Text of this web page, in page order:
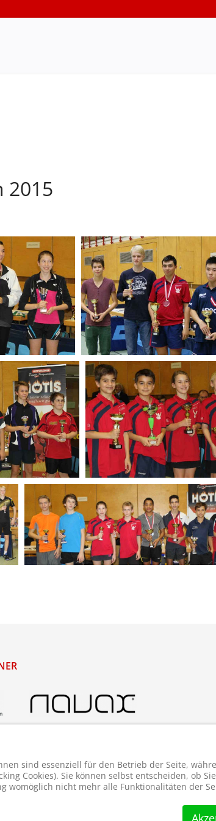
2015
sind essenziell für den Betrieb der Seite,
Cookies). Sie können selbst entscheiden, ob
womöglich nicht mehr alle Funktionalitäten der